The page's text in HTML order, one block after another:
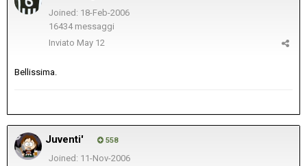
Joined: 18-Feb-2006
16434 messaggi
Inviato May 12
Bellissima.
Juventi' 558
Joined: 11-Nov-2006